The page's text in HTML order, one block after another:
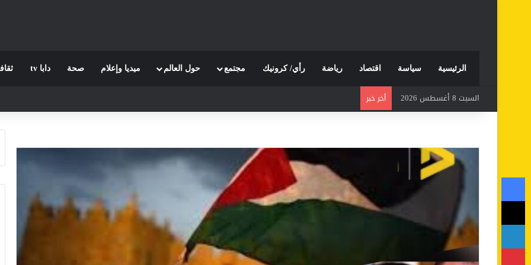
الرئيسية سياسة اقتصاد رياضة رأي/ كرونيك مجتمع حول العالم ميديا وإعلام صحة دابا tv
السبت 8 أغسطس 2026 أخر خبر
لينكدإن
بينتيريست